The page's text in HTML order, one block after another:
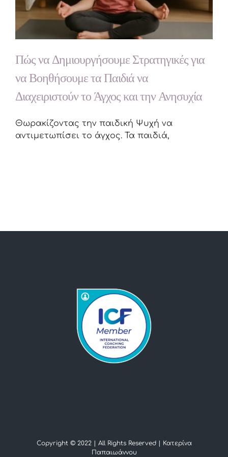
Πώς να Δημιουργήσουμε Στρατηγικές για
να Βοηθήσουμε τα Παιδιά να
Διαχειριστούν το Άγχος και την Ανησυχία
Θωρακίζοντας την παιδική Ψυχή να
αντιμετωπίσει το άγχος. Τα παιδιά,
Copyright © 2022 | All Rights Reserved |
Κατερίνα
Παπαιωάννου